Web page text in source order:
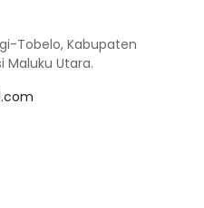
Tobelo, Kabupaten
Maluku Utara.